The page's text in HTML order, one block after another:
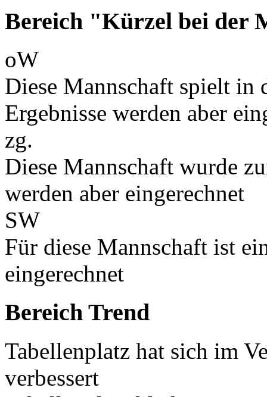
Bereich "Kürzel bei der
oW
Diese Mannschaft spielt in
Ergebnisse werden aber
zg.
Diese Mannschaft wurde
werden aber eingerechnet
SW
Für diese Mannschaft ist
eingerechnet
Bereich Trend
Tabellenplatz hat sich im
verbessert